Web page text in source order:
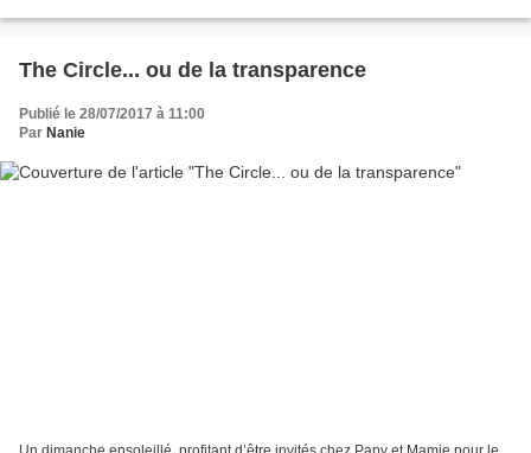
The Circle... ou de la transparence
Publié le 28/07/2017 à 11:00
Par Nanie